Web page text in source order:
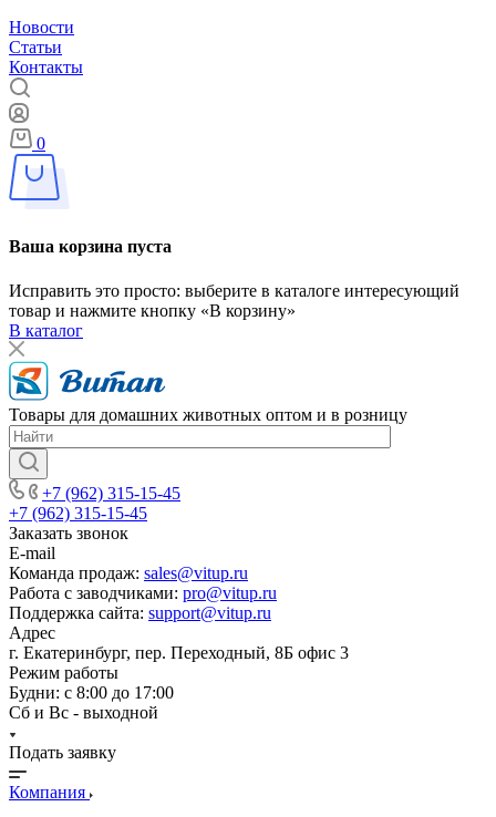
Новости
Статьи
Контакты
0
Ваша корзина пуста
Исправить это просто: выберите в каталоге интересующий
товар и нажмите кнопку «В корзину»
В каталог
Товары для домашних животных оптом и в розницу
+7 (962) 315-15-45
+7 (962) 315-15-45
Заказать звонок
E-mail
Команда продаж: sales@vitup.ru
Работа с заводчиками: pro@vitup.ru
Поддержка сайта: support@vitup.ru
Адрес
г. Екатеринбург, пер. Переходный, 8Б офис 3
Режим работы
Будни: с 8:00 до 17:00
Сб и Вс - выходной
Подать заявку
Компания